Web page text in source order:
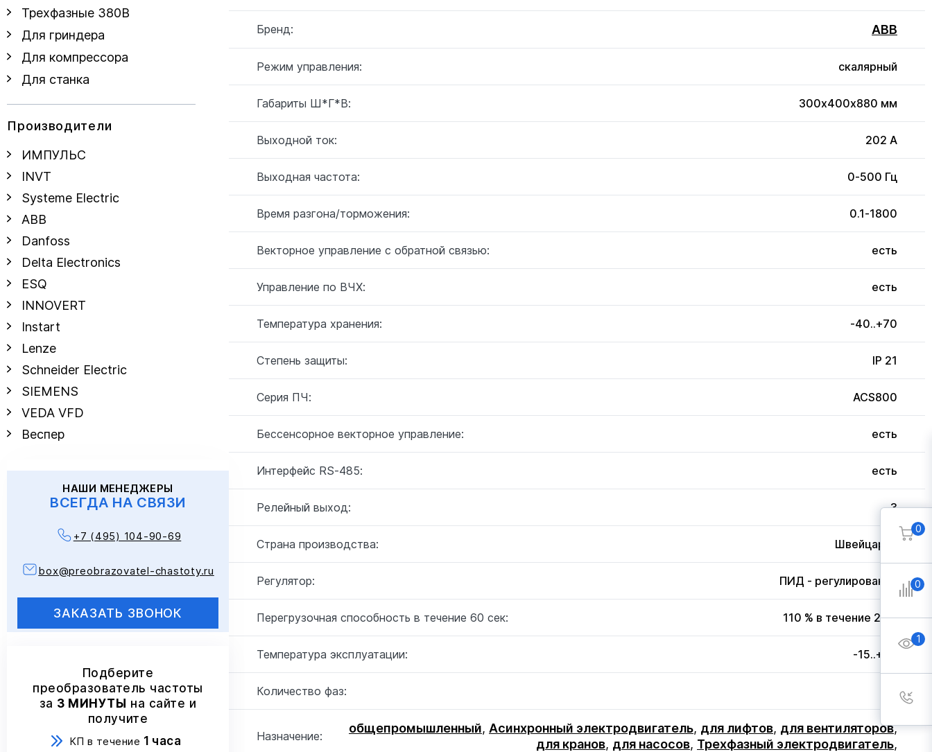
Трехфазные 380В
Для гриндера
Для компрессора
Для станка
Производители
ИМПУЛЬС
INVT
Systeme Electric
ABB
Danfoss
Delta Electronics
ESQ
INNOVERT
Instart
Lenze
Schneider Electric
SIEMENS
VEDA VFD
Веспер
НАШИ МЕНЕДЖЕРЫ
ВСЕГДА НА СВЯЗИ
+7 (495) 104-90-69
box@preobrazovatel-chastoty.ru
ЗАКАЗАТЬ ЗВОНОК
Подберите
преобразователь частоты
за 3 МИНУТЫ на сайте и
получите
КП в течение 1 часа
Бренд: ABB
Режим управления: скалярный
Габариты Ш*Г*В: 300x400x880 мм
Выходной ток: 202 А
Выходная частота: 0-500 Гц
Время разгона/торможения: 0.1-1800
Векторное управление с обратной связью: есть
Управление по ВЧХ: есть
Температура хранения: -40..+70
Степень защиты: IP 21
Серия ПЧ: ACS800
Бессенсорное векторное управление: есть
Интерфейс RS-485: есть
Релейный выход: 3
Страна производства: Швейцария
Регулятор: ПИД - регулирование
Перегрузочная способность в течение 60 сек: 110 % в течение 20 с
Температура эксплуатации: -15..+50
Количество фаз:
Назначение:
общепромышленный, Асинхронный электродвигатель, для лифтов, для вентиляторов,
для кранов, для насосов, Трехфазный электродвигатель,
0
0
1